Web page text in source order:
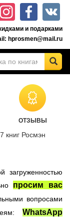
и подарками
hprosmen@mail.ru
ОТЗЫВЫ
книг Росмэн
загруженностью
просим вас
вопросами
WhatsApp